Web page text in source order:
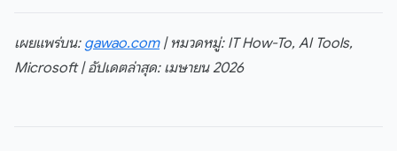
เผยแพร่บน: gawao.com| หมวดหมู่: IT How-To, AI Tools,
Microsoft | อัปเดตล่าสุด: เมษายน 2026